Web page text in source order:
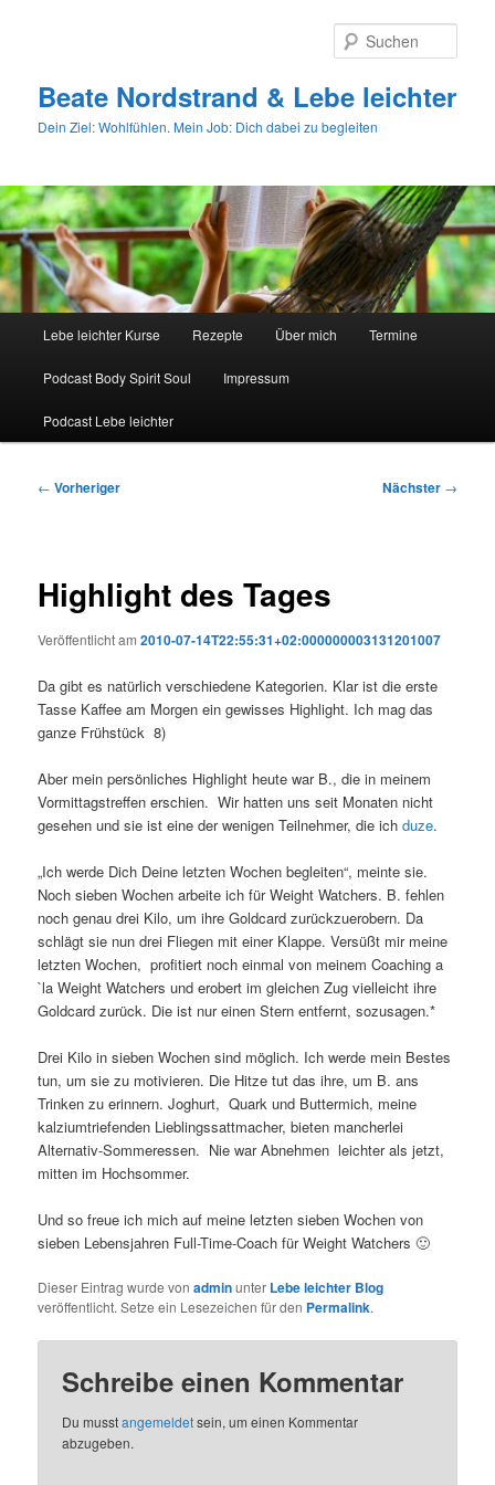
Beate Nordstrand & Lebe leichter
Dein Ziel: Wohlfühlen. Mein Job: Dich dabei zu begleiten
Lebe leichter Kurse Rezepte Über mich Termine
Podcast Body Spirit Soul Impressum
Podcast Lebe leichter
Beitragsnavigation
← Vorheriger Nächster →
Highlight des Tages
Veröffentlicht am2010-07-14T22:55:31+02:000000003131201007
Da gibt es natürlich verschiedene Kategorien. Klar ist die erste
Tasse Kaffee am Morgen ein gewisses Highlight. Ich mag das
ganze Frühstück 8)
Aber mein persönliches Highlight heute war B., die in meinem
Vormittagstreffen erschien. Wir hatten uns seit Monaten nicht
gesehen und sie ist eine der wenigen Teilnehmer, die ichduze.
„Ich werde Dich Deine letzten Wochen begleiten“, meinte sie.
Noch sieben Wochen arbeite ich für Weight Watchers. B. fehlen
noch genau drei Kilo, um ihre Goldcard zurückzuerobern. Da
schlägt sie nun drei Fliegen mit einer Klappe. Versüßt mir meine
letzten Wochen, profitiert noch einmal von meinem Coaching a
`la Weight Watchers und erobert im gleichen Zug vielleicht ihre
Goldcard zurück. Die ist nur einen Stern entfernt, sozusagen.*
Drei Kilo in sieben Wochen sind möglich. Ich werde mein Bestes
tun, um sie zu motivieren. Die Hitze tut das ihre, um B. ans
Trinken zu erinnern. Joghurt, Quark und Buttermich, meine
kalziumtriefenden Lieblingssattmacher, bieten mancherlei
Alternativ-Sommeressen. Nie war Abnehmen leichter als jetzt,
mitten im Hochsommer.
Und so freue ich mich auf meine letzten sieben Wochen von
sieben Lebensjahren Full-Time-Coach für Weight Watchers 🙂
Dieser Eintrag wurde vonadminunter Lebe leichter Blog
veröffentlicht. Setze ein Lesezeichen für den Permalink.
Schreibe einen Kommentar
Du musstangemeldetsein, um einen Kommentar
abzugeben.